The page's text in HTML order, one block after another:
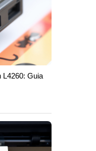
L4260: Guia